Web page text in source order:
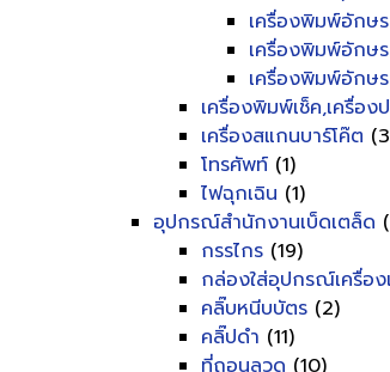
เครื่องพิมพ์อักษร
เครื่องพิมพ์อักษ
เครื่องพิมพ์อักษ
เครื่องพิมพ์เช็ค,เครื่อง
เครื่องสแกนบาร์โค๊ต
โทรศัพท์ (1)
ไฟฉุกเฉิน (1)
อุปกรณ์สำนักงานเบ็ดเตล็ด
กรรไกร (19)
กล่องใส่อุปกรณ์เครื่อง
คลิ๊บหนีบบัตร (2)
คลิ๊ปดำ (11)
ที่ถอนลวด (10)